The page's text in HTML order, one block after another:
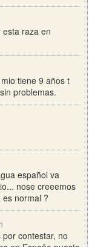
raza en
tiene 9 años t
problemas.
español va
nose creeemos
normal ?
contestar, no